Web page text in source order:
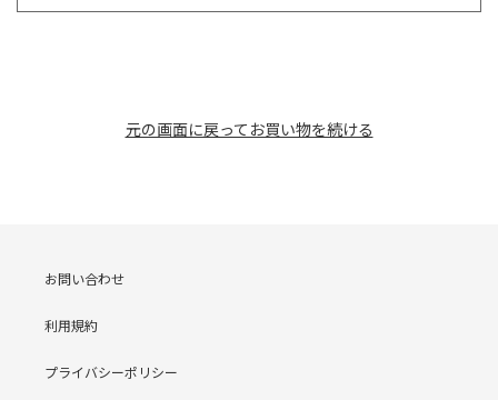
元の画面に戻ってお買い物を続ける
お問い合わせ
利用規約
プライバシーポリシー